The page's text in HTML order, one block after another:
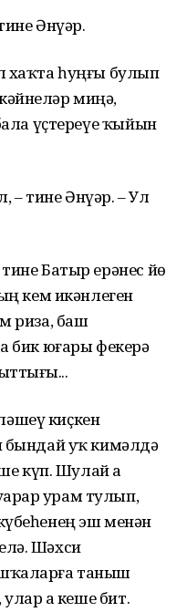
Әнүәр.
хаҡта һуңғы булып
миңә,
үҫтереүе ҡыйын
тине Әнүәр. – Ул
Батыр ерәнес йөҙ
кем икәнлеген
риза, баш
бик юғары фекерҙә
киҫкен
бындай уҡ кимәлдә
күп. Шулай ҙа
урам тулып,
эш менән
Шәхси
таныш
ҙа кеше бит.